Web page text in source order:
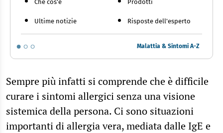
Che cos'è
Ultime notizie
Prodotti
Risposte dell'esperto
Malattia & Sintomi A-Z
Sempre più infatti si comprende che è difficile
curare i sintomi allergici senza una visione
sistemica della persona. Ci sono situazioni
importanti di allergia vera, mediata dalle IgE e